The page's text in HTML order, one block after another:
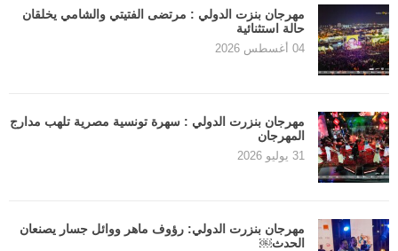
مهرجان بنزت الدولي : مرتضى الفتيتي والشامي يخلقان
حالة استثنائية
04 أغسطس 2026
مهرجان بنزرت الدولي : سهرة تونسية مصرية تلهب مدارج
المهرجان
31 يوليو 2026
مهرجان بنزرت الدولي: رؤوف ماهر ووائل جسار يصنعان
الحدث￼